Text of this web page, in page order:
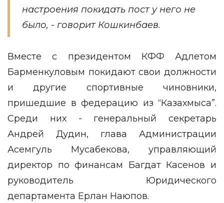
настроения покидать пост у него не
было, - говорит Кошкинбаев.
Вместе с президентом КФФ Адлетом
Барменкуловым покидают свои должности
и другие спортивные чиновники,
пришедшие в федерацию из “Казахмыса”.
Среди них - генеральный секретарь
Андрей Дудин, глава Администрации
Асемгуль Мусабекова, управляющий
директор по финансам Багдат Касенов и
руководитель Юридического
департамента Ерлан Наюпов.